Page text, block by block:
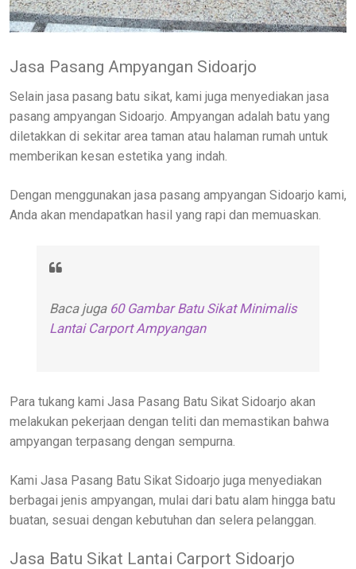
Jasa Pasang Ampyangan Sidoarjo
Selain jasa pasang batu sikat, kami juga menyediakan jasa
pasang ampyangan Sidoarjo. Ampyangan adalah batu yang
diletakkan di sekitar area taman atau halaman rumah untuk
memberikan kesan estetika yang indah.
Dengan menggunakan jasa pasang ampyangan Sidoarjo kami,
Anda akan mendapatkan hasil yang rapi dan memuaskan.
Baca juga 60 Gambar Batu Sikat Minimalis
Lantai Carport Ampyangan
Para tukang kami Jasa Pasang Batu Sikat Sidoarjo akan
melakukan pekerjaan dengan teliti dan memastikan bahwa
ampyangan terpasang dengan sempurna.
Kami Jasa Pasang Batu Sikat Sidoarjo juga menyediakan
berbagai jenis ampyangan, mulai dari batu alam hingga batu
buatan, sesuai dengan kebutuhan dan selera pelanggan.
Jasa Batu Sikat Lantai Carport Sidoarjo